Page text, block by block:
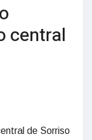
central
de Sorriso